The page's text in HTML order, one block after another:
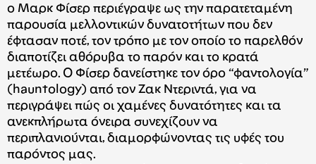
ο Μαρκ Φίσερ περιέγραψε ως την παρατεταμένη
παρουσία μελλοντικών δυνατοτήτων που δεν
έφτασαν ποτέ, τον τρόπο με τον οποίο το παρελθόν
διαποτίζει αθόρυβα το παρόν και το κρατά
μετέωρο. Ο Φίσερ δανείστηκε τον όρο “φαντολογία”
(hauntology) από τον Ζακ Ντεριντά, για να
περιγράψει πώς οι χαμένες δυνατότητες και τα
ανεκπλήρωτα όνειρα συνεχίζουν να
περιπλανιούνται, διαμορφώνοντας τις υφές του
παρόντος μας.